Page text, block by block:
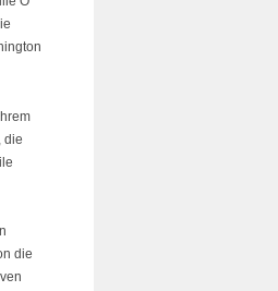
die
die